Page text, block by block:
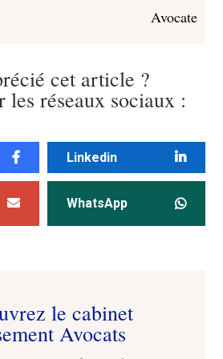
Avocate
cet article ?
les réseaux sociaux :
Linkedin
WhatsApp
le cabinet
Avocats